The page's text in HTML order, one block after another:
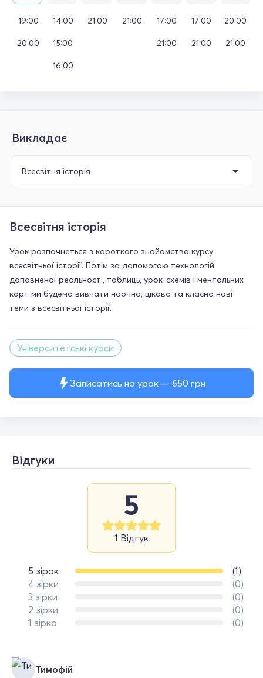
19:00
20:00
14:00
15:00
16:00
21:00 21:00 17:00
21:00
17:00
21:00
20:00
21:00
Викладає
Записатись на урок 650 грн
Всесвітня історія
Урок розпочнеться з короткого знайомства курсу
всесвітньої історії. Потім за допомогою технологій
доповненої реальності, таблиць, урок-схемів і ментальних
карт ми будемо вивчати наочно, цікаво та класно нові
теми з всесвітньої історії.
Університетські курси
Відгуки
5
1 Відгук
5 зірок
(1)
4 зірки
(0)
3 зірки
(0)
2 зірки
(0)
1 зірка
(0)
Тимофій